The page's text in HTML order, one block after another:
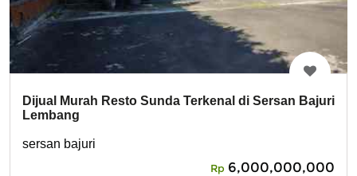
Dijual Murah Resto Sunda Terkenal di Sersan Bajuri
Lembang
sersan bajuri
Rp 6,000,000,000